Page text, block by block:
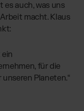
es auch, was uns
macht. Klaus
für die
Planeten.“